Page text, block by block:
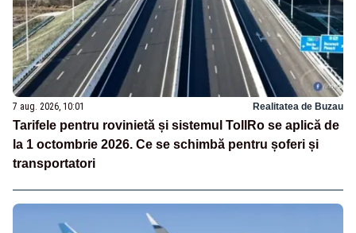
7 aug. 2026, 10:01 Realitatea de Buzau
Tarifele pentru rovinietă și sistemul TollRo se aplică de
la 1 octombrie 2026. Ce se schimbă pentru șoferi și
transportatori